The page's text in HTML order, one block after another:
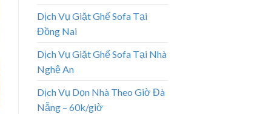
Dịch Vụ Giặt Ghế Sofa Tại
Đồng Nai
Dịch Vụ Giặt Ghế Sofa Tại Nhà
Nghệ An
Dịch Vụ Dọn Nhà Theo Giờ Đà
Nẵng – 60k/giờ